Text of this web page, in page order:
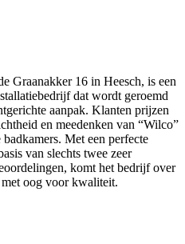
Graanakker 16 in Heesch, is een
dat wordt geroemd
aanpak. Klanten prijzen
en meedenken van “Wilco”
Met een perfecte
van slechts twee zeer
komt het bedrijf over
oog voor kwaliteit.